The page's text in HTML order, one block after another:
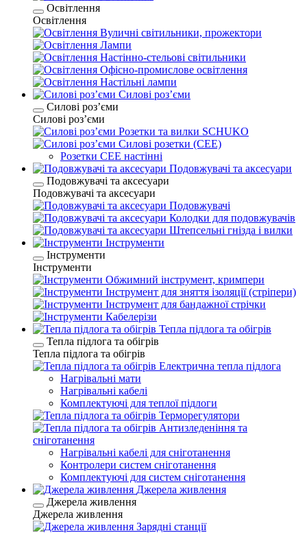
Освітлення
Освітлення
Вуличні світильники, прожектори
Лампи
Настінно-стельові світильники
Офісно-промислове освітлення
Настільні лампи
Силові розʼєми
Силові розʼєми
Силові розʼєми
Розетки та вилки SCHUKO
Силові розетки (CEE)
Розетки CEE настінні
Подовжувачі та аксесуари
Подовжувачі та аксесуари
Подовжувачі та аксесуари
Подовжувачі
Колодки для подовжувачів
Штепсельні гнізда і вилки
Інструменти
Інструменти
Інструменти
Обжимний інструмент, кримпери
Інструмент для зняття ізоляції (стріпери)
Інструмент для бандажної стрічки
Кабелерізи
Тепла підлога та обігрів
Тепла підлога та обігрів
Тепла підлога та обігрів
Електрична тепла підлога
Нагрівальні мати
Нагрівальні кабелі
Комплектуючі для теплої підлоги
Терморегулятори
Антизледеніння та
сніготанення
Нагрівальні кабелі для сніготанення
Контролери систем сніготанення
Комплектуючі для систем сніготанення
Джерела живлення
Джерела живлення
Джерела живлення
Зарядні станції